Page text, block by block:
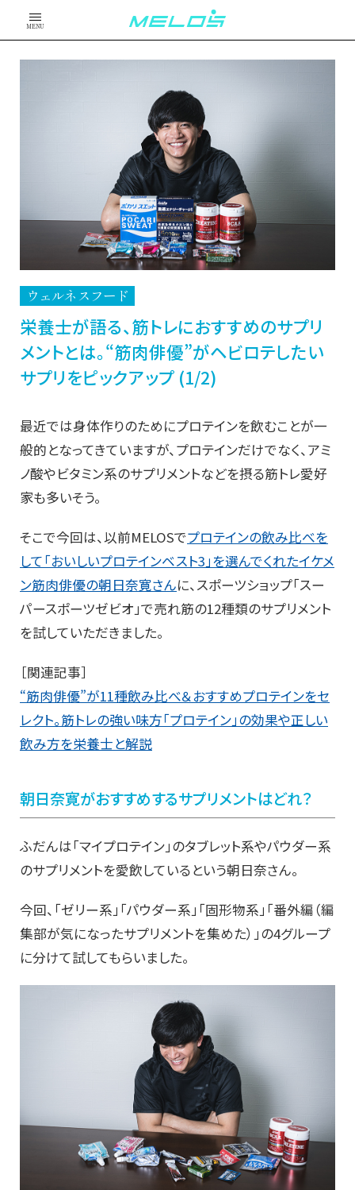
MENU
ウェルネスフード
栄養士が語る、筋トレにおすすめのサプリ
メントとは。“筋肉俳優”がヘビロテしたい
サプリをピックアップ (1/2)
最近では身体作りのためにプロテインを飲むことが一
般的となってきていますが、プロテインだけでなく、アミ
ノ酸やビタミン系のサプリメントなどを摂る筋トレ愛好
家も多いそう。
そこで今回は、以前MELOSでプロテインの飲み比べを
して「おいしいプロテインベスト3」を選んでくれたイケメ
ン筋肉俳優の朝日奈寛さんに、スポーツショップ「スー
パースポーツゼビオ」で売れ筋の12種類のサプリメント
を試していただきました。
［関連記事］
“筋肉俳優”が11種飲み比べ＆おすすめプロテインをセ
レクト。筋トレの強い味方「プロテイン」の効果や正しい
飲み方を栄養士と解説
朝日奈寛がおすすめするサプリメントはどれ？
ふだんは「マイプロテイン」のタブレット系やパウダー系
のサプリメントを愛飲しているという朝日奈さん。
今回、「ゼリー系」「パウダー系」「固形物系」「番外編（編
集部が気になったサプリメントを集めた）」の4グループ
に分けて試してもらいました。